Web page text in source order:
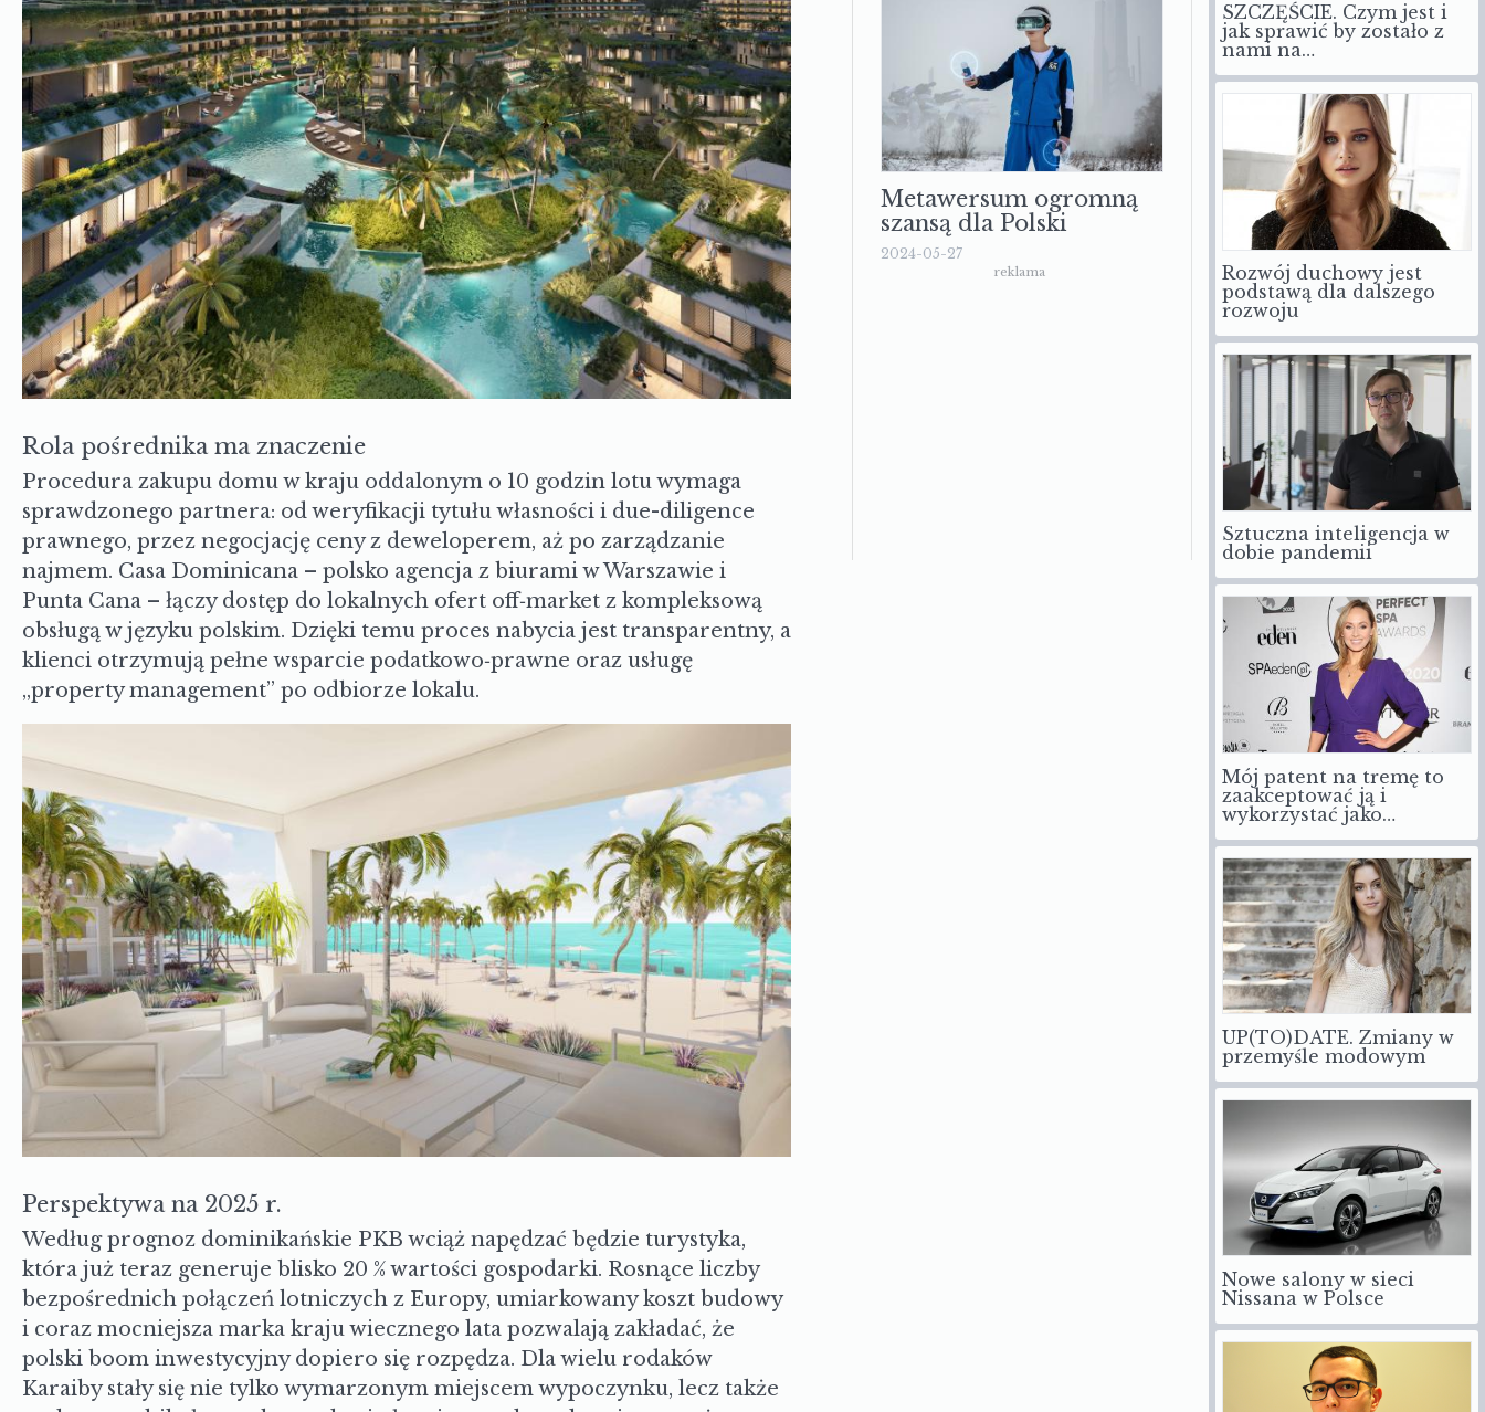
Rola pośrednika ma znaczenie
Procedura zakupu domu w kraju oddalonym o 10 godzin lotu wymaga
sprawdzonego partnera: od weryfikacji tytułu własności i due-diligence
prawnego, przez negocjację ceny z deweloperem, aż po zarządzanie
najmem. Casa Dominicana – polsko agencja z biurami w Warszawie i
Punta Cana – łączy dostęp do lokalnych ofert off‑market z kompleksową
obsługą w języku polskim. Dzięki temu proces nabycia jest transparentny, a
klienci otrzymują pełne wsparcie podatkowo‑prawne oraz usługę
„property management” po odbiorze lokalu.
Perspektywa na 2025 r.
Według prognoz dominikańskie PKB wciąż napędzać będzie turystyka,
która już teraz generuje blisko 20 % wartości gospodarki. Rosnące liczby
bezpośrednich połączeń lotniczych z Europy, umiarkowany koszt budowy
i coraz mocniejsza marka kraju wiecznego lata pozwalają zakładać, że
polski boom inwestycyjny dopiero się rozpędza. Dla wielu rodaków
Karaiby stały się nie tylko wymarzonym miejscem wypoczynku, lecz także
Metawersum ogromną
szansą dla Polski
2024-05-27
SZCZĘŚCIE. Czym jest i
jak sprawić by zostało z
nami na…
Rozwój duchowy jest
podstawą dla dalszego
rozwoju
Sztuczna inteligencja w
dobie pandemii
Mój patent na tremę to
zaakceptować ją i
wykorzystać jako…
UP(TO)DATE. Zmiany w
przemyśle modowym
Nowe salony w sieci
Nissana w Polsce